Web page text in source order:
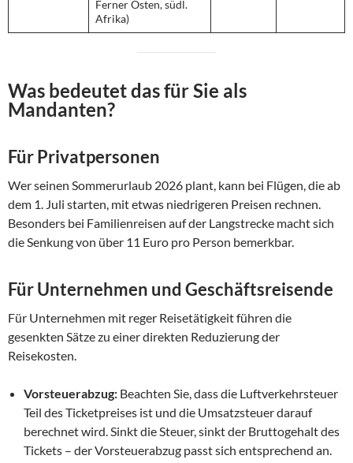
Ferner Osten, südl.
Afrika)
Was bedeutet das für Sie als
Mandanten?
Für Privatpersonen
Wer seinen Sommerurlaub 2026 plant, kann bei Flügen, die ab
dem 1. Juli starten, mit etwas niedrigeren Preisen rechnen.
Besonders bei Familienreisen auf der Langstrecke macht sich
die Senkung von über 11 Euro pro Person bemerkbar.
Für Unternehmen und Geschäftsreisende
Für Unternehmen mit reger Reisetätigkeit führen die
gesenkten Sätze zu einer direkten Reduzierung der
Reisekosten.
Vorsteuerabzug: Beachten Sie, dass die Luftverkehrsteuer
Teil des Ticketpreises ist und die Umsatzsteuer darauf
berechnet wird. Sinkt die Steuer, sinkt der Bruttogehalt des
Tickets – der Vorsteuerabzug passt sich entsprechend an.